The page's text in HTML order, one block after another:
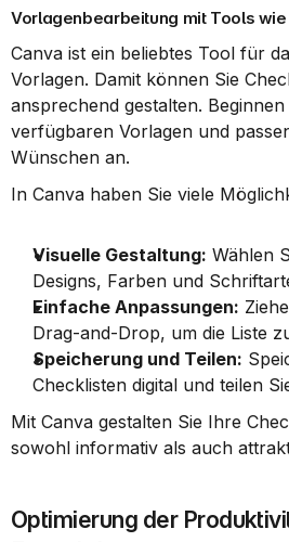
Vorlagenbearbeitung mit Tools
Canva ist ein beliebtes Tool für
Vorlagen. Damit können Sie
ansprechend gestalten.
verfügbaren Vorlagen und
Wünschen an.
In Canva haben Sie viele
Visuelle Gestaltung: Wählen
Designs, Farben und
Einfache Anpassungen:
Drag-and-Drop, um die Liste
Speicherung und Teilen:
Checklisten digital und teilen
Mit Canva gestalten Sie Ihre
sowohl informativ als auch
Optimierung der